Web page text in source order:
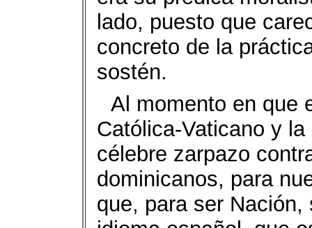
lado, puesto que
concreto de la
sostén.
Al momento en que
Católica-Vaticano y
célebre zarpazo
dominicanos, para
que, para ser